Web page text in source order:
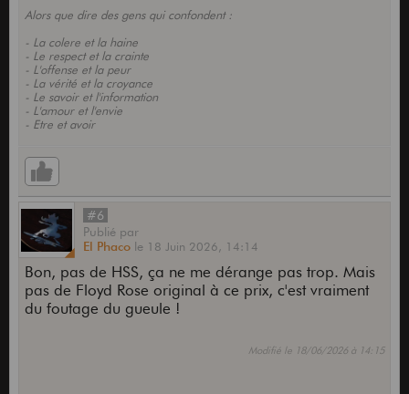
Alors que dire des gens qui confondent :
- La colere et la haine
- Le respect et la crainte
- L'offense et la peur
- La vérité et la croyance
- Le savoir et l'information
- L'amour et l'envie
- Etre et avoir
#6
Publié par
El Phaco le 18 Juin 2026, 14:14
Bon, pas de HSS, ça ne me dérange pas trop. Mais
pas de Floyd Rose original à ce prix, c'est vraiment
du foutage du gueule !
Modifié le 18/06/2026 à 14:15